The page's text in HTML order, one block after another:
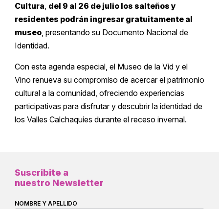
Cultura, del 9 al 26 de julio los salteños y
residentes podrán ingresar gratuitamente al
museo, presentando su Documento Nacional de
Identidad.
Con esta agenda especial, el Museo de la Vid y el
Vino renueva su compromiso de acercar el patrimonio
cultural a la comunidad, ofreciendo experiencias
participativas para disfrutar y descubrir la identidad de
los Valles Calchaquíes durante el receso invernal.
Suscribite a
nuestro Newsletter
NOMBRE Y APELLIDO